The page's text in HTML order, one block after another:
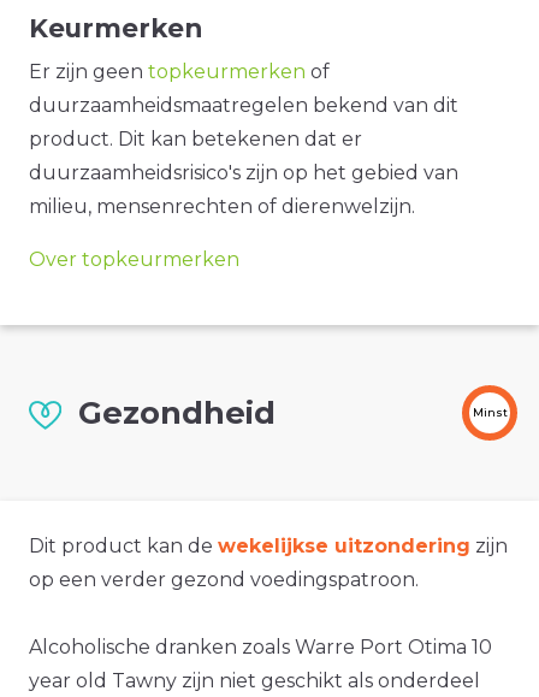
Keurmerken
Er zijn geen topkeurmerken of
duurzaamheidsmaatregelen bekend van dit
product. Dit kan betekenen dat er
duurzaamheidsrisico's zijn op het gebied van
milieu, mensenrechten of dierenwelzijn.
Over topkeurmerken
Gezondheid Minst
Dit product kan de wekelijkse uitzondering zijn
op een verder gezond voedingspatroon.
Alcoholische dranken zoals Warre Port Otima 10
year old Tawny zijn niet geschikt als onderdeel